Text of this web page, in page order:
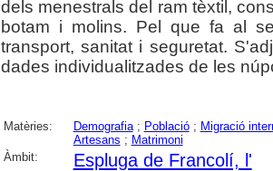
dels menestrals del ram tèxtil,
botam i molins. Pel que fa al
transport, sanitat i seguretat.
dades individualitzades de les
Matèries: Demografia; Població; Migració
Artesans ; Matrimoni
Àmbit:
Espluga de Francolí, l'